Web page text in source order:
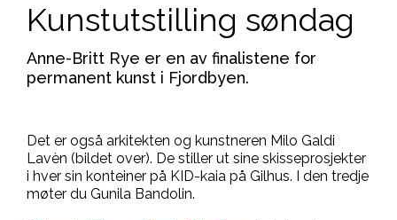
Kunstutstilling søndag
Anne-Britt Rye er en av finalistene for
permanent kunst i Fjordbyen.
Det er også arkitekten og kunstneren Milo Galdi
Lavèn (bildet over). De stiller ut sine skisseprosjekter
i hver sin konteiner på KID-kaia på Gilhus. I den tredje
møter du Gunila Bandolin.